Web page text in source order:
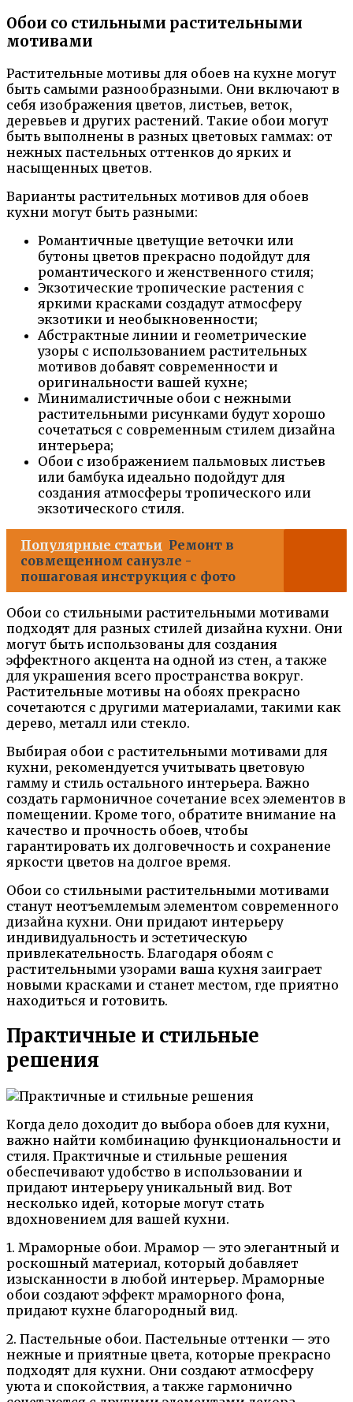
Обои со стильными растительными
мотивами
Растительные мотивы для обоев на кухне могут
быть самыми разнообразными. Они включают в
себя изображения цветов, листьев, веток,
деревьев и других растений. Такие обои могут
быть выполнены в разных цветовых гаммах: от
нежных пастельных оттенков до ярких и
насыщенных цветов.
Варианты растительных мотивов для обоев
кухни могут быть разными:
Романтичные цветущие веточки или
бутоны цветов прекрасно подойдут для
романтического и женственного стиля;
Экзотические тропические растения с
яркими красками создадут атмосферу
экзотики и необыкновенности;
Абстрактные линии и геометрические
узоры с использованием растительных
мотивов добавят современности и
оригинальности вашей кухне;
Минималистичные обои с нежными
растительными рисунками будут хорошо
сочетаться с современным стилем дизайна
интерьера;
Обои с изображением пальмовых листьев
или бамбука идеально подойдут для
создания атмосферы тропического или
экзотического стиля.
Популярные статьи Ремонт в
совмещенном санузле -
пошаговая инструкция с фото
Обои со стильными растительными мотивами
подходят для разных стилей дизайна кухни. Они
могут быть использованы для создания
эффектного акцента на одной из стен, а также
для украшения всего пространства вокруг.
Растительные мотивы на обоях прекрасно
сочетаются с другими материалами, такими как
дерево, металл или стекло.
Выбирая обои с растительными мотивами для
кухни, рекомендуется учитывать цветовую
гамму и стиль остального интерьера. Важно
создать гармоничное сочетание всех элементов в
помещении. Кроме того, обратите внимание на
качество и прочность обоев, чтобы
гарантировать их долговечность и сохранение
яркости цветов на долгое время.
Обои со стильными растительными мотивами
станут неотъемлемым элементом современного
дизайна кухни. Они придают интерьеру
индивидуальность и эстетическую
привлекательность. Благодаря обоям с
растительными узорами ваша кухня заиграет
новыми красками и станет местом, где приятно
находиться и готовить.
Практичные и стильные
решения
Когда дело доходит до выбора обоев для кухни,
важно найти комбинацию функциональности и
стиля. Практичные и стильные решения
обеспечивают удобство в использовании и
придают интерьеру уникальный вид. Вот
несколько идей, которые могут стать
вдохновением для вашей кухни.
1. Мраморные обои. Мрамор — это элегантный и
роскошный материал, который добавляет
изысканности в любой интерьер. Мраморные
обои создают эффект мраморного фона,
придают кухне благородный вид.
2. Пастельные обои. Пастельные оттенки — это
нежные и приятные цвета, которые прекрасно
подходят для кухни. Они создают атмосферу
уюта и спокойствия, а также гармонично